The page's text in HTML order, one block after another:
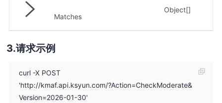
Matches
Object[]
请求示例
curl -X POST
'http://kmaf.api.ksyun.com/?Action=CheckModerate&
Version=2026-01-30'